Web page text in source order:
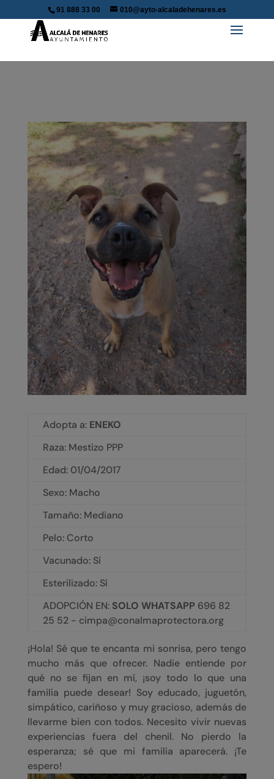
91 888 33 00 010@ayto-alcaladehenares.es
Adopta a: ENEKO
Raza: Mestizo PPP
Edad: 01/04/2017
Sexo: Macho
Tamaño: Mediano
Pelo: Corto
Vacunado: Sí
Esterilizado: Sí
ADOPCIÓN EN: SOLO WHATSAPP 696 82
25 52 - cimpa@conalmaprotectora.org
¡Hola! Sé que te encanta mi sonrisa, pero tengo
mucho más que ofrecer. Nadie entiende por
qué no se fijan en mí, ¡soy todo lo que una
familia puede desear! Soy educado, juguetón,
simpático, cariñoso y muy gracioso, además de
llevarme bien con todos. Necesito vivir nuevas
experiencias fuera del chenil. No pierdo la
esperanza; sé que mi familia aparecerá. ¡Te
espero!